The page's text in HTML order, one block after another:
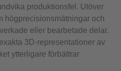
produktionsfel. Utöver
högprecisionsmätningar och
eller bearbetade delar.
3D-representationer av
ytterligare förbättrar